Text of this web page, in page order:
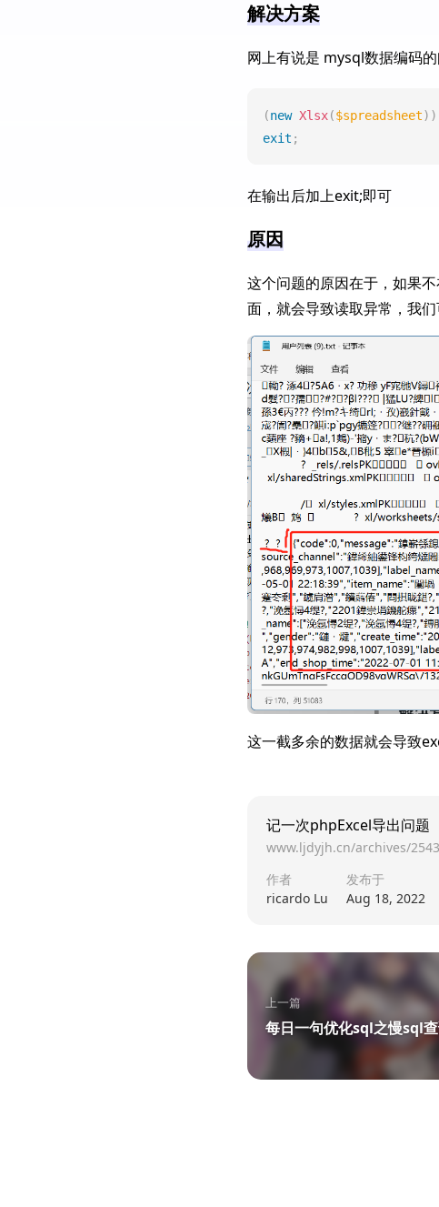
解决方案
网上有说是 mysql数据编码
(new Xlsx($spreadsheet) )
exit ;
在输出后加上exit;即可
原因
这个问题的原因在于，如果
面，就会导致读取异常，我
这一截多余的数据就会导致
记一次phpExcel导出问题
www.ljdyjh.cn/archives/2543
作者
ricardo Lu
发布于
Aug 18, 2022
上一篇
每日一句优化sql之慢sql